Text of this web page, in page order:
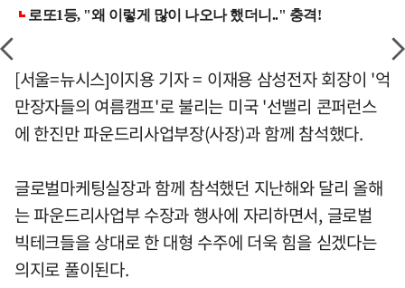
[서울=뉴시스]이지용 기자 = 이재용 삼성전자 회장이 '억
만장자들의 여름캠프'로 불리는 미국 '선밸리 콘퍼런스
에 한진만 파운드리사업부장(사장)과 함께 참석했다.
글로벌마케팅실장과 함께 참석했던 지난해와 달리 올해
는 파운드리사업부 수장과 행사에 자리하면서, 글로벌
빅테크들을 상대로 한 대형 수주에 더욱 힘을 싣겠다는
의지로 풀이된다.